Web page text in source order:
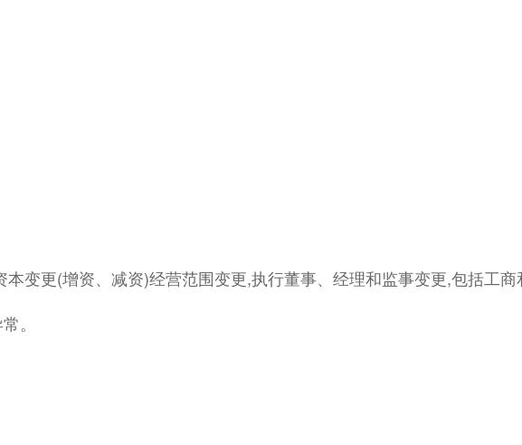
变更(增资、减资)经营范围变更,执行董事、经理和监事变更,包括工商
。